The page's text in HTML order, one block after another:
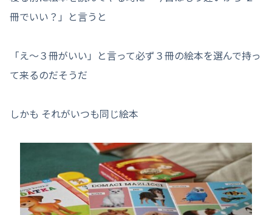
冊でいい？」と言うと
「え～３冊がいい」と言って必ず３冊の絵本を選んで持っ
て来るのだそうだ
しかも それがいつも同じ絵本